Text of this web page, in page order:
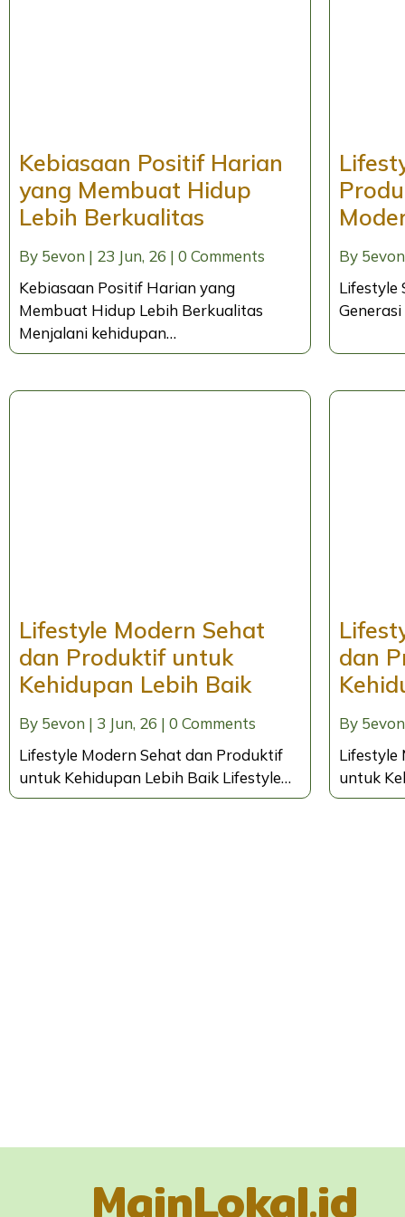
Kebiasaan Positif Harian
yang Membuat Hidup
Lebih Berkualitas
By 5evon | 23 Jun, 26 | 0 Comments
Kebiasaan Positif Harian yang
Membuat Hidup Lebih Berkualitas
Menjalani kehidupan…
By 5evon
Lifestyle
Lifestyle Modern Sehat
dan Produktif untuk
Kehidupan Lebih Baik
By 5evon | 3 Jun, 26 | 0 Comments
Lifestyle Modern Sehat dan Produktif
untuk Kehidupan Lebih Baik Lifestyle…
dan
By 5evon
Lifestyle
untuk
MainLokal.id